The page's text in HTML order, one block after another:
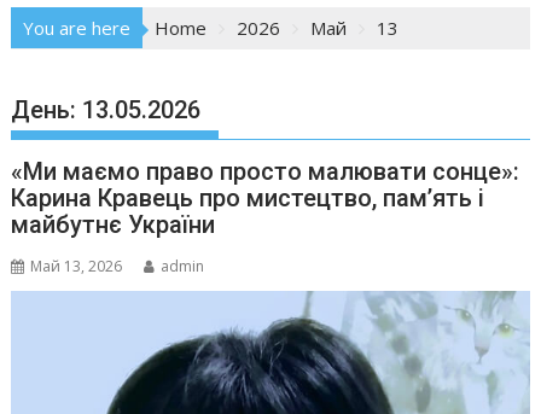
You are here Home 2026 Май 13
День: 13.05.2026
«Ми маємо право просто малювати сонце»:
Карина Кравець про мистецтво, пам’ять і
майбутнє України
Май 13, 2026 admin